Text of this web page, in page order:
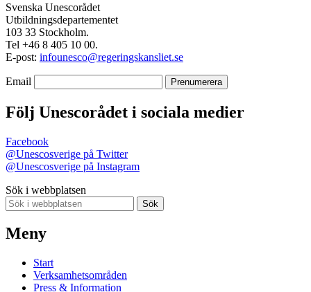
Svenska Unescorådet
Utbildningsdepartementet
103 33 Stockholm.
Tel +46 8 405 10 00.
E-post: infounesco@regeringskansliet.se
Email
Följ Unescorådet i sociala medier
Facebook
@Unescosverige på Twitter
@Unescosverige på Instagram
Sök i webbplatsen
Sök
Meny
Start
Verksamhetsområden
Press & Information